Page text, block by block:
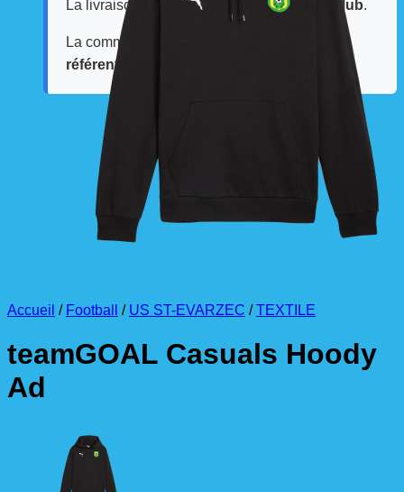
La livraison est effectuée directement au club.
La commande est à récupérer auprès du
référent des équipements du club
Accueil / Football / US ST-EVARZEC / TEXTILE
teamGOAL Casuals Hoody
Ad